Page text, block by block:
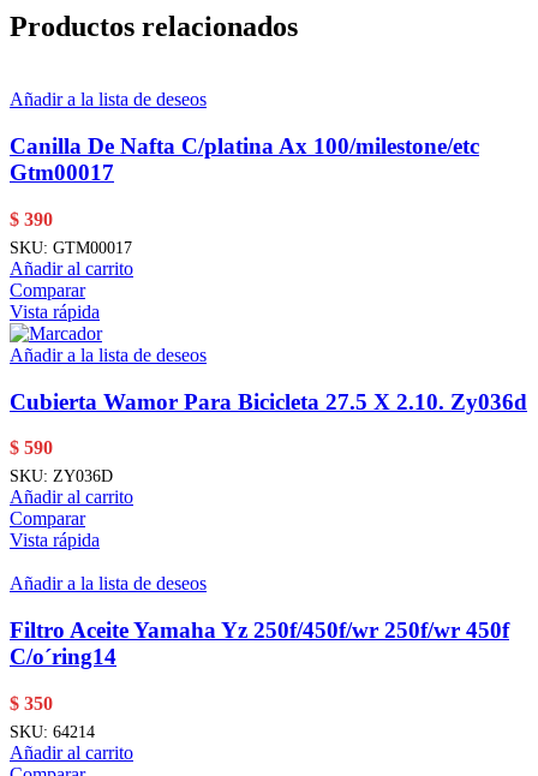
Productos relacionados
Añadir a la lista de deseos
Canilla De Nafta C/platina Ax 100/milestone/etc
Gtm00017
$ 390
SKU: GTM00017
Añadir al carrito
Comparar
Vista rápida
Añadir a la lista de deseos
Cubierta Wamor Para Bicicleta 27.5 X 2.10. Zy036d
$ 590
SKU: ZY036D
Añadir al carrito
Comparar
Vista rápida
Añadir a la lista de deseos
Filtro Aceite Yamaha Yz 250f/450f/wr 250f/wr 450f
C/o´ring14
$ 350
SKU: 64214
Añadir al carrito